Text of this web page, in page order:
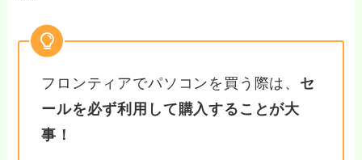
フロンティアでパソコンを買う際は、 セ
ールを必ず利用して購入することが大
事！